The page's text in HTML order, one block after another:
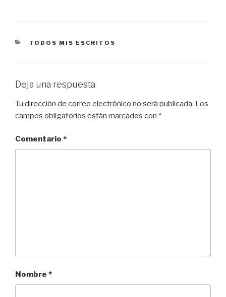
CATEGORÍAS
TODOS MIS ESCRITOS
Deja una respuesta
Tu dirección de correo electrónico no será publicada. Los
campos obligatorios están marcados con *
Comentario *
Nombre *